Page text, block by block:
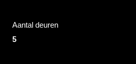
Aantal deuren
5